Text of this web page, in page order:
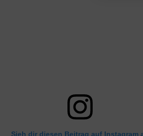
Sieh dir diesen Beitrag auf Instagram